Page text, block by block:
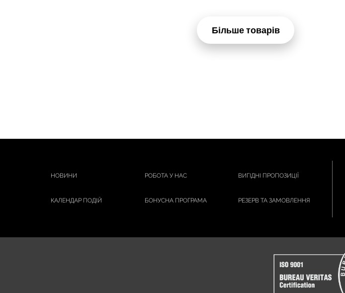
Більше товарів
НОВИНИ РОБОТА У НАС ВИГІДНІ ПРОПОЗИЦІЇ
КАЛЕНДАР ПОДІЙ БОНУСНА ПРОГРАМА РЕЗЕРВ ТА ЗАМОВЛЕННЯ